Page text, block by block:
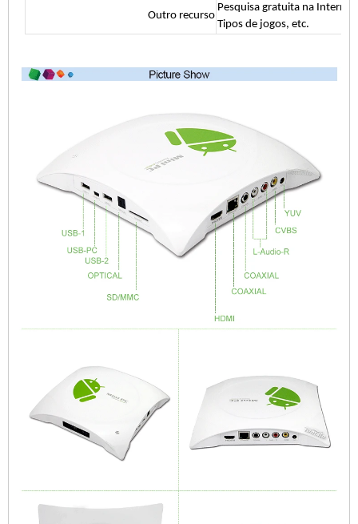
Outro recurso
Pesquisa gratuita na
Tipos de jogos, etc.